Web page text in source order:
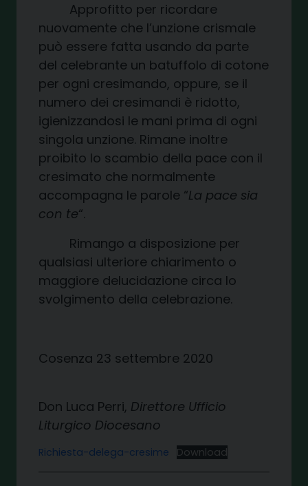
Approfitto per ricordare
nuovamente che l’unzione crismale
può essere fatta usando da parte
del celebrante un batuffolo di cotone
per ogni cresimando, oppure, se il
numero dei cresimandi è ridotto,
igienizzandosi le mani prima di ogni
singola unzione. Rimane inoltre
proibito lo scambio della pace con il
cresimato che normalmente
accompagna le parole “La pace sia
con te“.
Rimango a disposizione per
qualsiasi ulteriore chiarimento o
maggiore delucidazione circa lo
svolgimento della celebrazione.
Cosenza 23 settembre 2020
Don Luca Perri, Direttore Ufficio
Liturgico Diocesano
Richiesta-delega-cresime Download